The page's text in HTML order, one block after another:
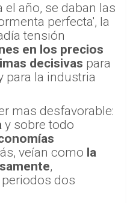
año, se daban las
perfecta', la
tensión
en los precios
decisivas para
para la industria
mas desfavorable:
y sobre todo
veían como la
,
dos